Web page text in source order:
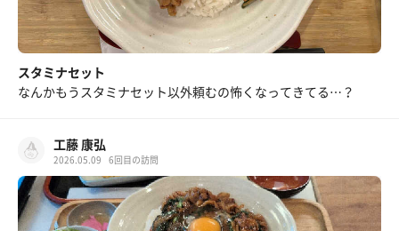
スタミナセット
なんかもうスタミナセット以外頼むの怖くなってきてる…？
工藤 康弘
2026.05.09 6回目の訪問